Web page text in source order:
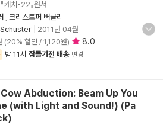
캐치-22』원서
크리스토퍼 버클리
2011년 04월
(20% 할인 / 1,120원) 8.0
밤 11시 잠들기전 배송 변경
Cow Abduction: Beam Up You
(with Light and Sound!) (Pa